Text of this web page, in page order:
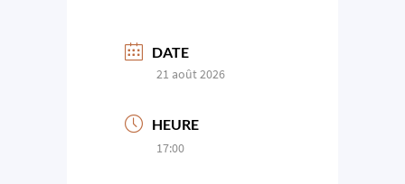
DATE
21 août 2026
HEURE
17:00